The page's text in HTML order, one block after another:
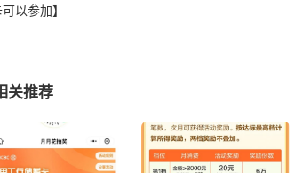
以参加】
关推荐